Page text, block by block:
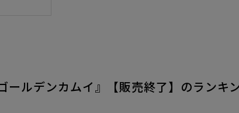
ールデンカムイ』【販売終了】のランキ